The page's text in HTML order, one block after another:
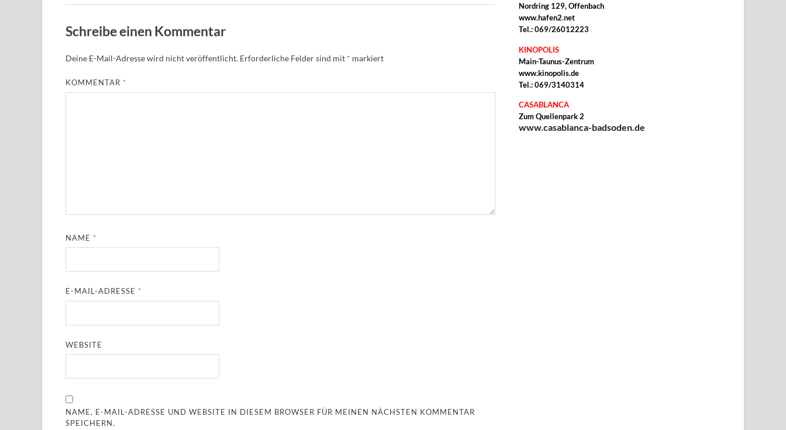
Schreibe einen Kommentar
Deine E-Mail-Adresse wird nicht veröffentlicht. Erforderliche Felder sind mit * markiert
KOMMENTAR *
NAME *
E-MAIL-ADRESSE *
WEBSITE
NAME, E-MAIL-ADRESSE UND WEBSITE IN DIESEM BROWSER FÜR MEINEN NÄCHSTEN KOMMENTAR
SPEICHERN.
Nordring 129, Offenbach
www.hafen2.net
Tel.: 069/26012223
KINOPOLIS
Main-Taunus-Zentrum
www.kinopolis.de
Tel.: 069/3140314
CASABLANCA
Zum Quellenpark 2
www.casablanca-badsoden.de